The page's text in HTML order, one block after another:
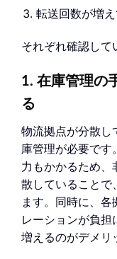
転送回数が増
それぞれ確認して
1. 在庫管理の
る
物流拠点が分散し
庫管理が必要です
力もかかるため、
散していることで
ます。同時に、
レーションが負
増えるのがデメリ